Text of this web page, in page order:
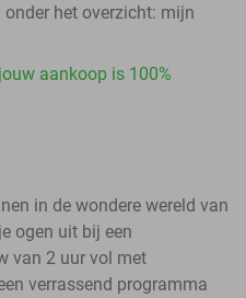
onder het overzicht: mijn
aankoop is 100%
in de wondere wereld van
ogen uit bij een
van 2 uur vol met
verrassend programma